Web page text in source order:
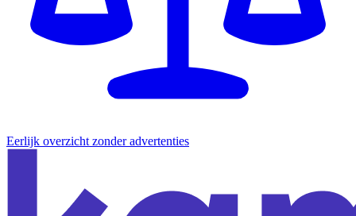
Eerlijk overzicht zonder advertenties